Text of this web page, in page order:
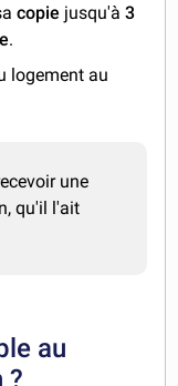
copie jusqu'à3
.
logement au
une
qu'il l'ait
au